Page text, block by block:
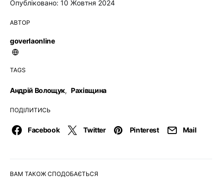
Опубліковано: 10 Жовтня 2024
АВТОР
goverlaonline
TAGS
Андрій Волощук, Рахівщина
ПОДІЛИТИСЬ
Facebook Twitter Pinterest Mail
ВАМ ТАКОЖ СПОДОБАЄТЬСЯ